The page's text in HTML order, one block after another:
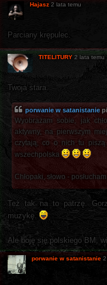
Hajasz 2 lata temu
Parciany krępulec.
TITELITURY 2 lata temu
Twoja stara.
porwanie w satanistanie
Wyobrażam sobie, jak
aktywny, na pierwszym
czytają, co o nich tu
wszechpolska
Chłopaki, słowo -
Też tak na to patrzę.
muzykę.
Ale boję się polskiego BM,
porwanie w satanistanie